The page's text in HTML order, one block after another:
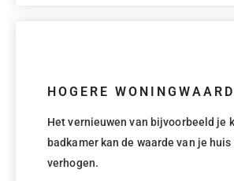
HOGERE
Het vernieuwen van bijvoorbeeld je
badkamer kan de waarde van je
verhogen.